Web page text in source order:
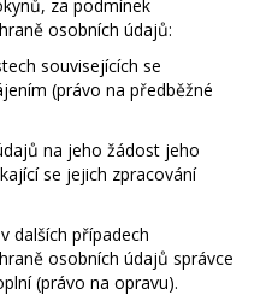
za podmínek
osobních údajů:
souvisejících se
(právo na předběžné
na jeho žádost jeho
se jejich zpracování
dalších případech
osobních údajů správce
(právo na opravu).